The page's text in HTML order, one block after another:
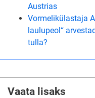
Austrias
Vormelikülastaja
laulupeol“
tulla?
Vaata lisaks